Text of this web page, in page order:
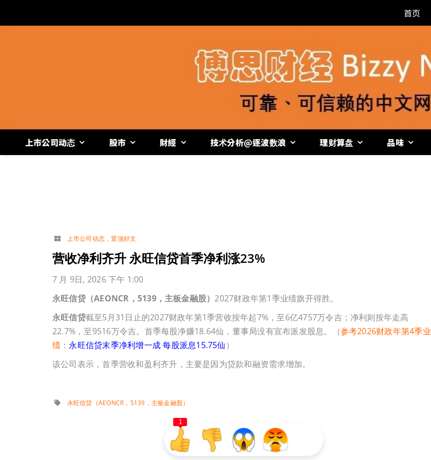
首页
上市公司动态 股市 財經 技术分析@逐波数浪 理财算盘 品味
上市公司动态 ，置顶好文
营收净利齐升 永旺信贷首季净利涨23%
7 月 9日, 2026 下午 1:00
永旺信贷（AEONCR，5139，主板金融股）2027财政年第1季业绩旗开得胜。
永旺信贷截至5月31日止的2027财政年第1季营收按年起7%，至6亿4757万令吉；净利则按年走高
22.7%，至9516万令吉。首季每股净赚18.64仙，董事局没有宣布派发股息。（参考2026财政年第4季业
绩 ： 永旺信贷末季净利增一成 每股派息15.75仙）
该公司表示，首季营收和盈利齐升，主要是因为贷款和融资需求增加。
永旺信贷（AEONCR，5139，主板金融股）
1